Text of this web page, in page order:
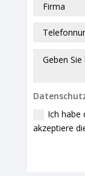
Ich habe
akzeptiere